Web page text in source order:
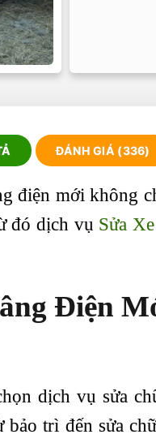
ĐÁNH GIÁ (336)
điện mới không
đó dịch vụ Sửa
Điện
dịch vụ sửa
trì đến sửa